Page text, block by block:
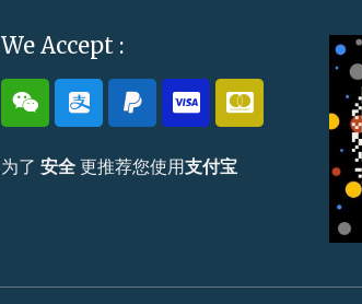
We Accept :
为了 安全 更推荐您使用支付宝